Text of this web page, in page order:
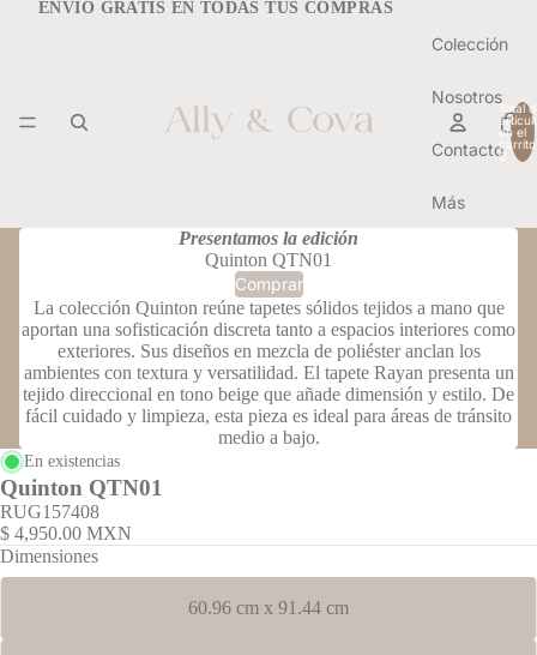
ENVÍO GRATIS EN TODAS TUS COMPRAS
Colección
Nosotros
Contacto
Más
Total
en el
0
Presentamos la edición
Quinton QTN01
Comprar
La colección Quinton reúne tapetes sólidos tejidos a mano que
aportan una sofisticación discreta tanto a espacios interiores como
exteriores. Sus diseños en mezcla de poliéster anclan los
ambientes con textura y versatilidad. El tapete Rayan presenta un
tejido direccional en tono beige que añade dimensión y estilo. De
fácil cuidado y limpieza, esta pieza es ideal para áreas de tránsito
medio a bajo.
En existencias
Quinton QTN01
RUG157408
$ 4,950.00 MXN
Dimensiones
60.96 cm x 91.44 cm